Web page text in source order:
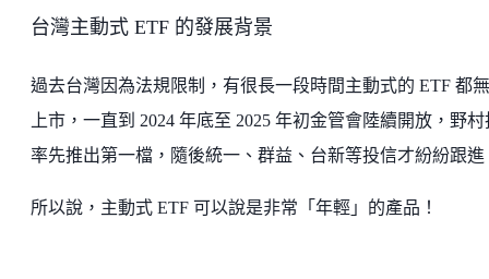
台灣主動式 ETF 的發展背景
過去台灣因為法規限制，有很長一段時間主動式的 ETF 都
上市，一直到 2024 年底至 2025 年初金管會陸續開放，野
率先推出第一檔，隨後統一、群益、台新等投信才紛紛跟進
所以說，主動式 ETF 可以說是非常「年輕」的產品！